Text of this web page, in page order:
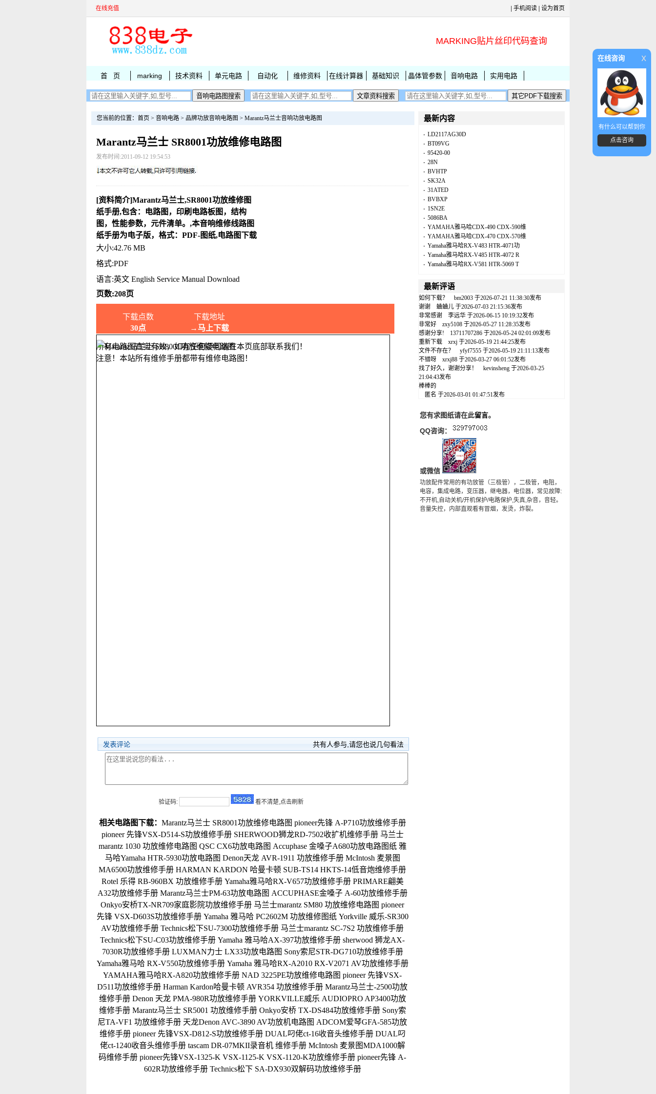
在线充值 手机阅读 设为首页
MARKING贴片丝印代码查询
首 页 marking 技术资料 单元电路 自动化 维修资料 在线计算器 基础知识 晶体管参数 音响电路 实用电路
您当前的位置： 首页 > 音响电路 > 品牌功放音响电路图 > Marantz马兰士音响功放电路图
Marantz马兰士 SR8001功放维修电路图
发布时间:2011-09-12 19:54:53
[资料简介]Marantz马兰士,SR8001功放维修图
纸手册,包含：电路图，印刷电路板图，结构
图，性能参数，元件清单。,本音响维修线路图
纸手册为电子版，格式：PDF-图纸,电路图下载
大小:42.76 MB
格式:PDF
语言:英文 English Service Manual Download
页数:208页
下载点数
下载地址
30点
→马上下载
所有电路图真实有效，如有任何疑问请在本页底部联系我们！
注意！本站所有维修手册都带有维修电路图！
发表评论 共有人参与,请您也说几句看法
验证码: 看不清楚,点击刷新
相关电路图下载： Marantz马兰士 SR8001功放维修电路图 pioneer先锋 A-P710功放维修手册
pioneer 先锋VSX-D514-S功放维修手册 SHERWOOD狮龙RD-7502收扩机维修手册 马兰士
marantz 1030 功放维修电路图 QSC CX6功放电路图 Accuphase 金嗓子A680功放电路图纸 雅
马哈Yamaha HTR-5930功放电路图 Denon天龙 AVR-1911 功放维修手册 McIntosh 麦景图
MA6500功放维修手册 HARMAN KARDON 哈曼卡顿 SUB-TS14 HKTS-14低音炮维修手册
Rotel 乐得 RB-960BX 功放维修手册 Yamaha雅马哈RX-V657功放维修手册 PRIMARE翩美
A32功放维修手册 Marantz马兰士PM-63功放电路图 ACCUPHASE金嗓子 A-60功放维修手册
Onkyo安桥TX-NR709家庭影院功放维修手册 马兰士marantz SM80 功放维修电路图 pioneer
先锋 VSX-D603S功放维修手册 Yamaha 雅马哈 PC2602M 功放维修图纸 Yorkville 威乐-SR300
AV功放维修手册 Technics松下SU-7300功放维修手册 马兰士marantz SC-7S2 功放维修手册
Technics松下SU-C03功放维修手册 Yamaha 雅马哈AX-397功放维修手册 sherwood 狮龙AX-
7030R功放维修手册 LUXMAN力士 LX33功放电路图 Sony索尼STR-DG710功放维修手册
Yamaha雅马哈 RX-V550功放维修手册 Yamaha 雅马哈RX-A2010 RX-V2071 AV功放维修手册
YAMAHA雅马哈RX-A820功放维修手册 NAD 3225PE功放维修电路图 pioneer 先锋VSX-
D511功放维修手册 Harman Kardon哈曼卡顿 AVR354 功放维修手册 Marantz马兰士-2500功放
维修手册 Denon 天龙 PMA-980R功放维修手册 YORKVILLE威乐 AUDIOPRO AP3400功放
维修手册 Marantz马兰士 SR5001 功放维修手册 Onkyo安桥 TX-DS484功放维修手册 Sony索
尼TA-VF1 功放维修手册 天龙Denon AVC-3890 AV功放机电路图 ADCOM爱琴GFA-585功放
维修手册 pioneer 先锋VSX-D812-S功放维修手册 DUAL叼佬ct-16收音头维修手册 DUAL叼
佬ct-1240收音头维修手册 tascam DR-07MKII录音机 维修手册 McIntosh 麦景图MDA1000解
码维修手册 pioneer先锋VSX-1325-K VSX-1125-K VSX-1120-K功放维修手册 pioneer先锋 A-
602R功放维修手册 Technics松下 SA-DX930双解码功放维修手册
最新内容
LD2117AG30D
BT09VG
95420-00
28N
BVHTP
SK32A
31ATED
BVBXP
1SN2E
5086BA
YAMAHA雅马哈CDX-490 CDX-590维
YAMAHA雅马哈CDX-470 CDX-570维
Yamaha雅马哈RX-V483 HTR-4071功
Yamaha雅马哈RX-V485 HTR-4072 R
Yamaha雅马哈RX-V581 HTR-5069 T
最新评语
如何下载？ bm2003 于2026-07-21 11:38:30发布
谢谢
蛐蛐儿 于2026-07-03 21:15:36发布
非常感谢
李远华 于2026-06-15 10:19:32发布
非常好
zxy5108 于2026-05-27 11:28:35发布
感谢分享!
13711707286 于2026-05-24 02:01:09发布
重新下载
xrxj 于2026-05-19 21:44:25发布
文件不存在？
yfyf7555 于2026-05-19 21:11:13发布
不错呀
xrxj88 于2026-03-27 06:01:52发布
找了好久，谢谢分享！
kevinsheng 于2026-03-25
21:04:43发布
棒棒的
匿名 于2026-03-01 01:47:51发布
您有求图纸请在此留言。
QQ咨询：
或微信
功放配件常用的有功放管（三极管），二极管，电阻，
电容，集成电路，变压器，继电器，电位器，常见故障:
不开机,自动关机/开机保护/电路保护,失真,杂音，音轻。
音量失控，内部直观看有冒烟，发烫，炸裂。
在线咨询 x
有什么可以帮到你
点击咨询